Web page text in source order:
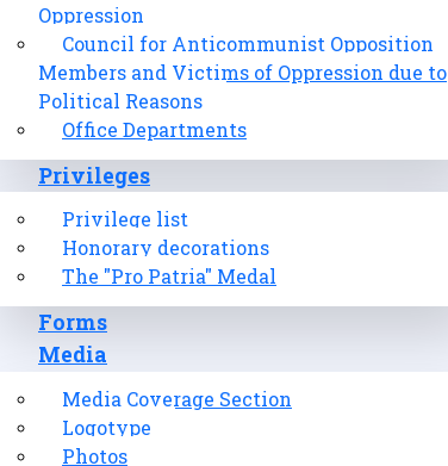
Oppression
Council for Anticommunist Opposition
Members and Victims of Oppression due to
Political Reasons
Office Departments
Privileges
Privilege list
Honorary decorations
The "Pro Patria" Medal
Forms
Media
Media Coverage Section
Logotype
Photos